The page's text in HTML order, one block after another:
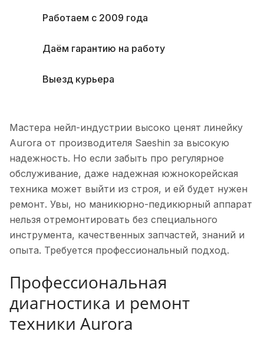
Работаем с 2009 года
Даём гарантию на работу
Выезд курьера
Мастера нейл-индустрии высоко ценят линейку
Aurora от производителя Saeshin за высокую
надежность. Но если забыть про регулярное
обслуживание, даже надежная южнокорейская
техника может выйти из строя, и ей будет нужен
ремонт. Увы, но маникюрно-педикюрный аппарат
нельзя отремонтировать без специального
инструмента, качественных запчастей, знаний и
опыта. Требуется профессиональный подход.
Профессиональная
диагностика и ремонт
техники Aurora